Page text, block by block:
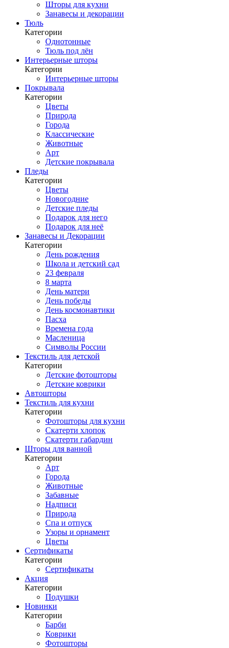
Шторы для кухни
Занавесы и декорации
Тюль
Категории
Однотонные
Тюль под лён
Интерьерные шторы
Категории
Интерьерные шторы
Покрывала
Категории
Цветы
Природа
Города
Классические
Животные
Арт
Детские покрывала
Пледы
Категории
Цветы
Новогодние
Детские пледы
Подарок для него
Подарок для неё
Занавесы и Декорации
Категории
День рождения
Школа и детский сад
23 февраля
8 марта
День матери
День победы
День космонавтики
Пасха
Времена года
Масленица
Символы России
Текстиль для детской
Категории
Детские фотошторы
Детские коврики
Автошторы
Текстиль для кухни
Категории
Фотошторы для кухни
Скатерти хлопок
Скатерти габардин
Шторы для ванной
Категории
Арт
Города
Животные
Забавные
Надписи
Природа
Спа и отпуск
Узоры и орнамент
Цветы
Сертификаты
Категории
Сертификаты
Акция
Категории
Подушки
Новинки
Категории
Барби
Коврики
Фотошторы